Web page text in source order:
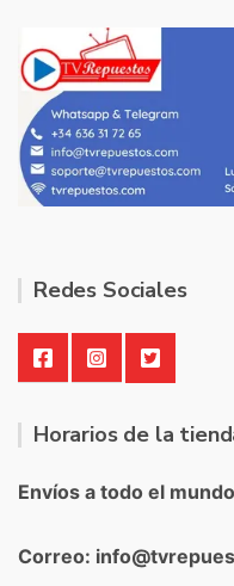
Redes Sociales
Horarios de la
Envíos a todo el
Correo: